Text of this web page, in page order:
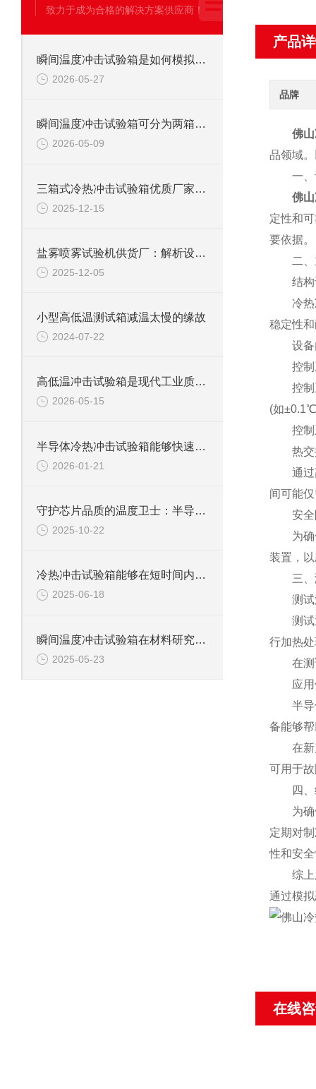
致力于成为合格的解决方案供应商！
瞬间温度冲击试验箱是如何模拟环境突变的?
2026-05-27
瞬间温度冲击试验箱可分为两箱式与三箱式两种
2026-05-09
三箱式冷热冲击试验箱优质厂家怎么选？这些关键点要牢记
2025-12-15
盐雾喷雾试验机供货厂：解析设备原理与行业应用价值
2025-12-05
小型高低温测试箱减温太慢的缘故
2024-07-22
高低温冲击试验箱是现代工业质量管控中的重要工具
2026-05-15
半导体冷热冲击试验箱能够快速且准确地在高温和低温环境之间进行切换
2026-01-21
守护芯片品质的温度卫士：半导体冷热冲击试验箱
2025-10-22
冷热冲击试验箱能够在短时间内实现温度的快速变化
2025-06-18
瞬间温度冲击试验箱在材料研究领域中具有重要意义
2025-05-23
产品
品牌
佛
品领域
一、
佛
定性和
要依据。
二、
结构
冷热冲
稳定性
设备内
控制
控制系
(如
控制系
热交
通过高
间可能
安全
为确保
装置，
三、
测试
测试通
行加热
在测试
应用
半导体
备能够
在新产
可用于
四、
为确保
定期对
性和安
综上所
通过模
在线